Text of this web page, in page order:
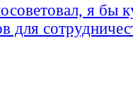
я бы
для